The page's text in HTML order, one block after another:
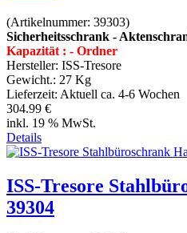
(Artikelnummer: 39303)
Sicherheitsschrank -
Kapazität : - Ordner
Hersteller: ISS-Tresore
Gewicht.: 27 Kg
Lieferzeit: Aktuell ca. 4-6 Wochen
304.99 €
inkl. 19 % MwSt.
Details
ISS-Tresore
39304